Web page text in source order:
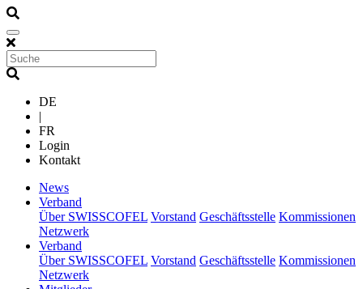
DE
|
FR
Login
Kontakt
News(current)
Verband
Über SWISSCOFEL Vorstand Geschäftsstelle Kommissionen
Netzwerk
Verband
Über SWISSCOFEL Vorstand Geschäftsstelle Kommissionen
Netzwerk